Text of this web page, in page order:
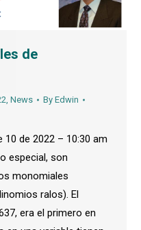
de
, News By Edwin
10 de 2022 – 10:30 am
especial, son
monomiales
ralos). El
era el primero en